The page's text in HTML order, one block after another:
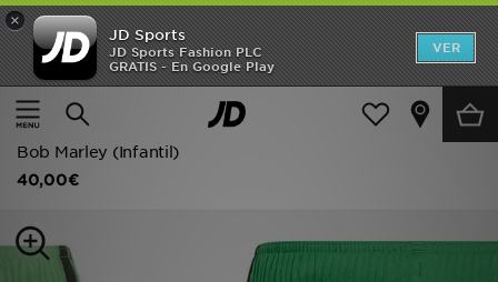
×
JD Sports
JD Sports Fashion PLC
GRATIS - En Google Play
VER
Página principal
Niños Ropa infantil (3-7 años)
adidas Pantalón corto primera equipación Jamaica 26 x
Bob Marley (Infantil)
40,00€
Hombre
Mujer
Accesorios
Estilo